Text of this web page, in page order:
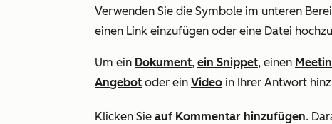
Verwenden Sie die Symbole im unteren
einen Link einzufügen oder eine Datei
Um ein Dokument, ein Snippet, einen
Angebot oder ein Video in Ihrer Antwort
Klicken Sie auf Kommentar hinzufügen.